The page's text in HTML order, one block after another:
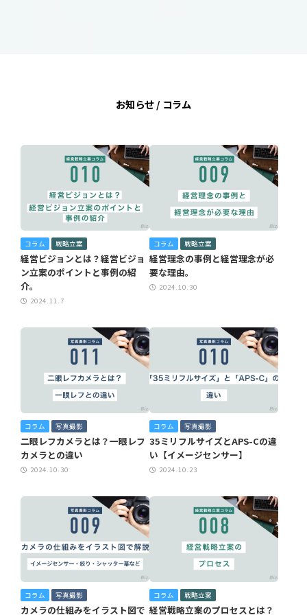
お知らせ / コラム
コラム 戦略立案
経営ビジョンとは？経営ビジョ
ン立案のポイントと事例の紹
介。
2024.11.7
コラム 戦略立案
経営理念の事例と経営理念が必
要な理由。
2024.10.30
コラム 写真撮影
二眼レフカメラとは？一眼レフ
カメラとの違い
2024.10.30
コラム 写真撮影
35ミリフルサイズとAPS-Cの違
い【イメージセンサー】
2024.10.23
コラム 写真撮影
カメラの仕組みをイラスト図で
コラム 戦略立案
経営戦略立案のプロセスとは？